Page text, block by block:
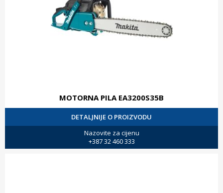
MOTORNA PILA EA3200S35B
DETALJNIJE O PROIZVODU
Nazovite za cijenu
+387 32 460 333